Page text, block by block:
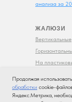
Продолжая
обработки cookie-
Яндекс.Метрика,
Вертикальные
На
С
ЖАЛЮЗИ
анализа за